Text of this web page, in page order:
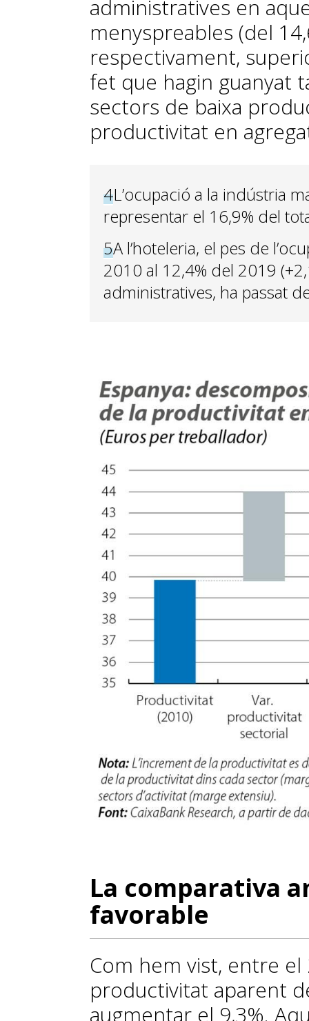
administratives en
menyspreables (del
respectivament,
fet que hagin guanyat
sectors de baixa
productivitat en
4L’ocupació a la indústria
representar el 16,9% del
5A l’hoteleria, el pes de
2010 al 12,4% del 2019
administratives, ha passat
La comparativa
favorable
Com hem vist, entre el
productivitat aparent
augmentar el 9,3%.